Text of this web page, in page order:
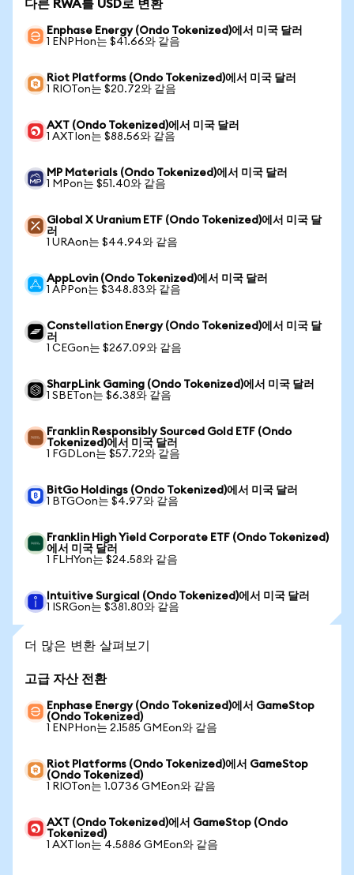
다른 RWA를 USD로 변환
Enphase Energy (Ondo Tokenized)에서 미국 달러
1 ENPHon는 $41.66와 같음
Riot Platforms (Ondo Tokenized)에서 미국 달러
1 RIOTon는 $20.72와 같음
AXT (Ondo Tokenized)에서 미국 달러
1 AXTIon는 $88.56와 같음
MP Materials (Ondo Tokenized)에서 미국 달러
1 MPon는 $51.40와 같음
Global X Uranium ETF (Ondo Tokenized)에서 미국 달
러
1 URAon는 $44.94와 같음
AppLovin (Ondo Tokenized)에서 미국 달러
1 APPon는 $348.83와 같음
Constellation Energy (Ondo Tokenized)에서 미국 달
러
1 CEGon는 $267.09와 같음
SharpLink Gaming (Ondo Tokenized)에서 미국 달러
1 SBETon는 $6.38와 같음
Franklin Responsibly Sourced Gold ETF (Ondo
Tokenized)에서 미국 달러
1 FGDLon는 $57.72와 같음
BitGo Holdings (Ondo Tokenized)에서 미국 달러
1 BTGOon는 $4.97와 같음
Franklin High Yield Corporate ETF (Ondo Tokenized)
에서 미국 달러
1 FLHYon는 $24.58와 같음
Intuitive Surgical (Ondo Tokenized)에서 미국 달러
1 ISRGon는 $381.80와 같음
더 많은 변환 살펴보기
고급 자산 전환
Enphase Energy (Ondo Tokenized)에서 GameStop
(Ondo Tokenized)
1 ENPHon는 2.1585 GMEon와 같음
Riot Platforms (Ondo Tokenized)에서 GameStop
(Ondo Tokenized)
1 RIOTon는 1.0736 GMEon와 같음
AXT (Ondo Tokenized)에서 GameStop (Ondo
Tokenized)
1 AXTIon는 4.5886 GMEon와 같음